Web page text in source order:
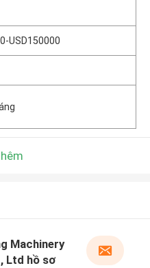
USD150000
Machinery
Ltd hồ sơ